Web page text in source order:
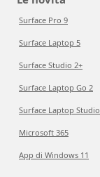
Surface Pro 9
Surface Laptop 5
Surface Studio 2+
Surface Laptop Go 2
Surface Laptop Studio
Microsoft 365
App di Windows 11